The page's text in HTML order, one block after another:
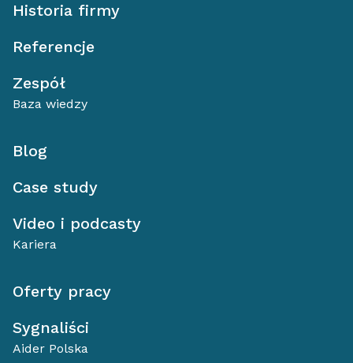
Historia firmy
Referencje
Zespół
Baza wiedzy
Blog
Case study
Video i podcasty
Kariera
Oferty pracy
Sygnaliści
Aider Polska